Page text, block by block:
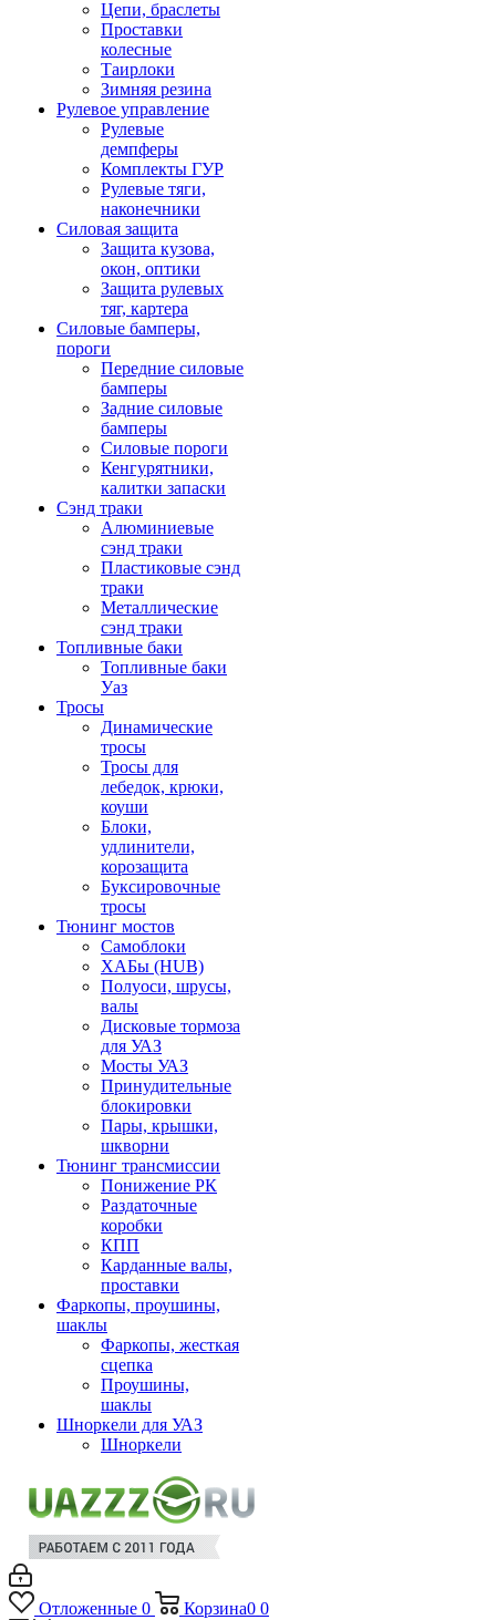
Цепи, браслеты
Проставки
колесные
Таирлоки
Зимняя резина
Рулевое управление
Рулевые
демпферы
Комплекты ГУР
Рулевые тяги,
наконечники
Силовая защита
Защита кузова,
окон, оптики
Защита рулевых
тяг, картера
Силовые бамперы,
пороги
Передние силовые
бамперы
Задние силовые
бамперы
Силовые пороги
Кенгурятники,
калитки запаски
Сэнд траки
Алюминиевые
сэнд траки
Пластиковые сэнд
траки
Металлические
сэнд траки
Топливные баки
Топливные баки
Уаз
Тросы
Динамические
тросы
Тросы для
лебедок, крюки,
коуши
Блоки,
удлинители,
корозащита
Буксировочные
тросы
Тюнинг мостов
Самоблоки
ХАБы (HUB)
Полуоси, шрусы,
валы
Дисковые тормоза
для УАЗ
Мосты УАЗ
Принудительные
блокировки
Пары, крышки,
шкворни
Тюнинг трансмиссии
Понижение РК
Раздаточные
коробки
КПП
Карданные валы,
проставки
Фаркопы, проушины,
шаклы
Фаркопы, жесткая
сцепка
Проушины,
шаклы
Шноркели для УАЗ
Шноркели
Отложенные 0 Корзина0 0